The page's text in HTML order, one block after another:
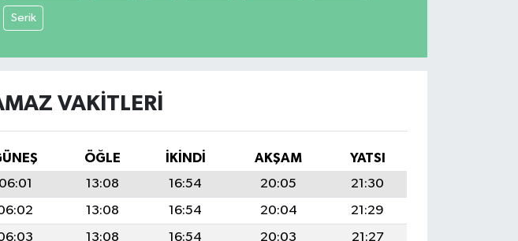
Serik
VAKITLERI
ÖĞLE İKINDI AKŞAM
YATSI
06:01 13:08 16:54 20:05
21:30
13:08 16:54 20:04
21:29
13:08 16:54 20:03 21:27